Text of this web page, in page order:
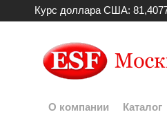
Курс доллара США:
О компании Каталог